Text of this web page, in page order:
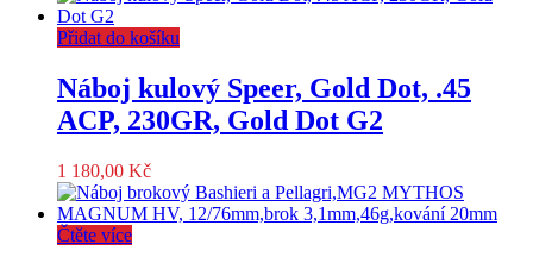
Přidat do košíku
Náboj kulový Speer, Gold Dot, .45
ACP, 230GR, Gold Dot G2
1 180,00 Kč
Čtěte více